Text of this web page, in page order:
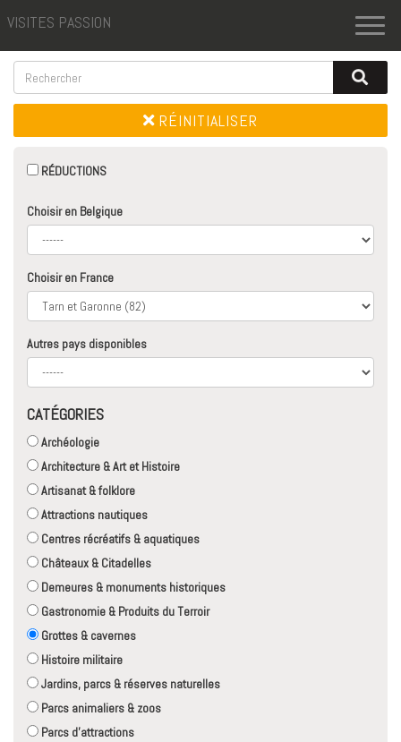
VISITES PASSION
RÉINITIALISER
RÉDUCTIONS
Choisir en Belgique
Choisir en France
Autres pays disponibles
CATÉGORIES
Archéologie
Architecture & Art et Histoire
Artisanat & folklore
Attractions nautiques
Centres récréatifs & aquatiques
Châteaux & Citadelles
Demeures & monuments historiques
Gastronomie & Produits du Terroir
Grottes & cavernes
Histoire militaire
Jardins, parcs & réserves naturelles
Parcs animaliers & zoos
Parcs d'attractions